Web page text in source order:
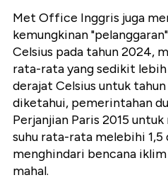
Met Office Inggris juga
kemungkinan
Celsius pada tahun 2024,
rata-rata yang sedikit lebih
derajat Celsius untuk
diketahui, pemerintahan
Perjanjian Paris 2015
suhu rata-rata melebihi 1,5
menghindari bencana
mahal.